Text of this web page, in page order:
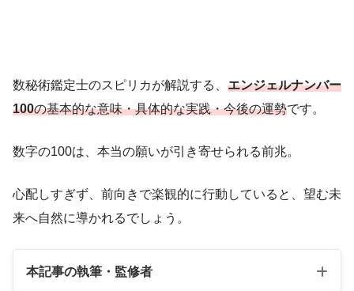
数秘術鑑定士のスピリカが解説する、 エンジェルナンバー
100の基本的な意味・具体的な実践・今後の運勢です。
数字の100は、本当の願いが引き寄せられる前兆。
心配しすぎず、前向きで楽観的に行動していると、望む未
来へ自然に導かれるでしょう。
本記事の執筆・監修者